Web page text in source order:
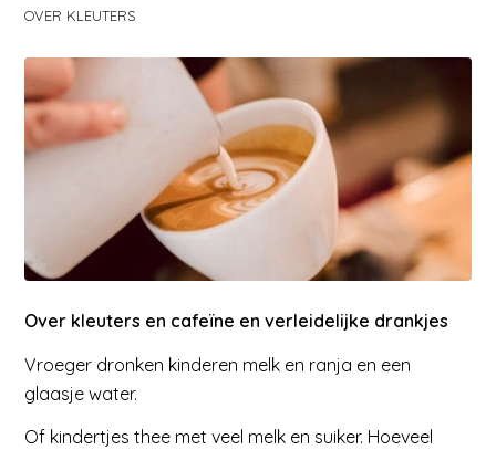
OVER KLEUTERS
Over kleuters en cafeïne en verleidelijke drankjes
Vroeger dronken kinderen melk en ranja en een
glaasje water.
Of kindertjes thee met veel melk en suiker. Hoeveel